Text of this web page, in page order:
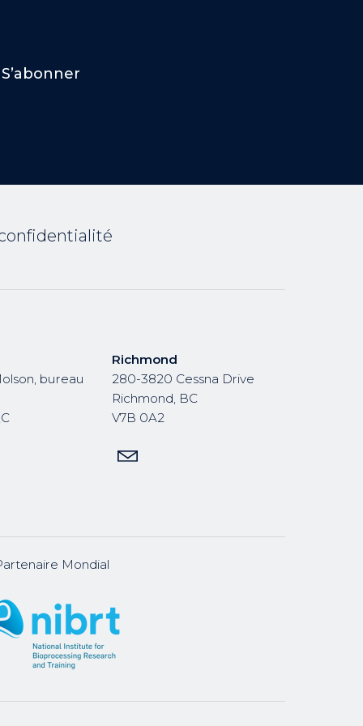
S’abonner
bureau
Richmond
280-3820 Cessna Drive
Richmond, BC
V7B 0A2
Mondial